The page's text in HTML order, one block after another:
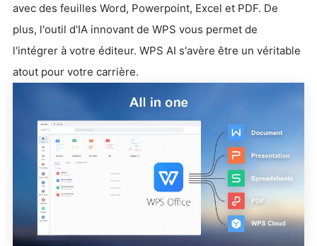
avec des feuilles Word, Powerpoint, Excel et PDF. De
plus, l'outil d'IA innovant de WPS vous permet de
l'intégrer à votre éditeur. WPS AI s'avère être un véritable
atout pour votre carrière.